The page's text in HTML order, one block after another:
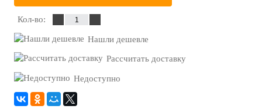
Кол-во:
Нашли дешевле
Рассчитать доставку
Недоступно